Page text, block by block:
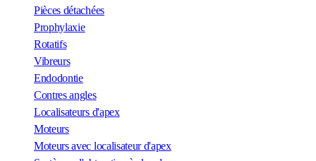
Pièces détachées
Prophylaxie
Rotatifs
Vibreurs
Endodontie
Contres angles
Localisateurs d'apex
Moteurs
Moteurs avec localisateur d'apex